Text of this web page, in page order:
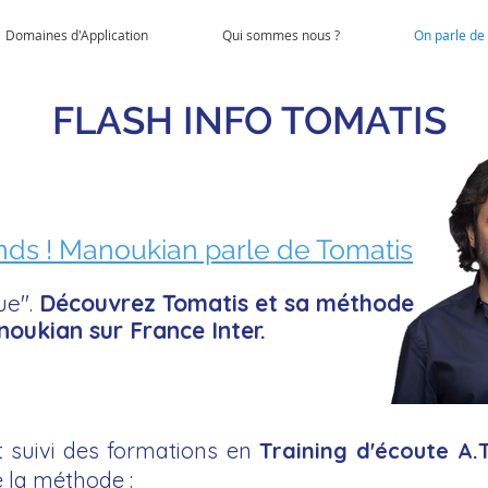
Domaines d'Application Qui sommes nous ? On parle de
FLASH INFO TOMATIS
! Manoukian parle de Tomatis
Découvrez Tomatis et sa méthode
sur France Inter.
des formations en Training d'écoute
méthode :